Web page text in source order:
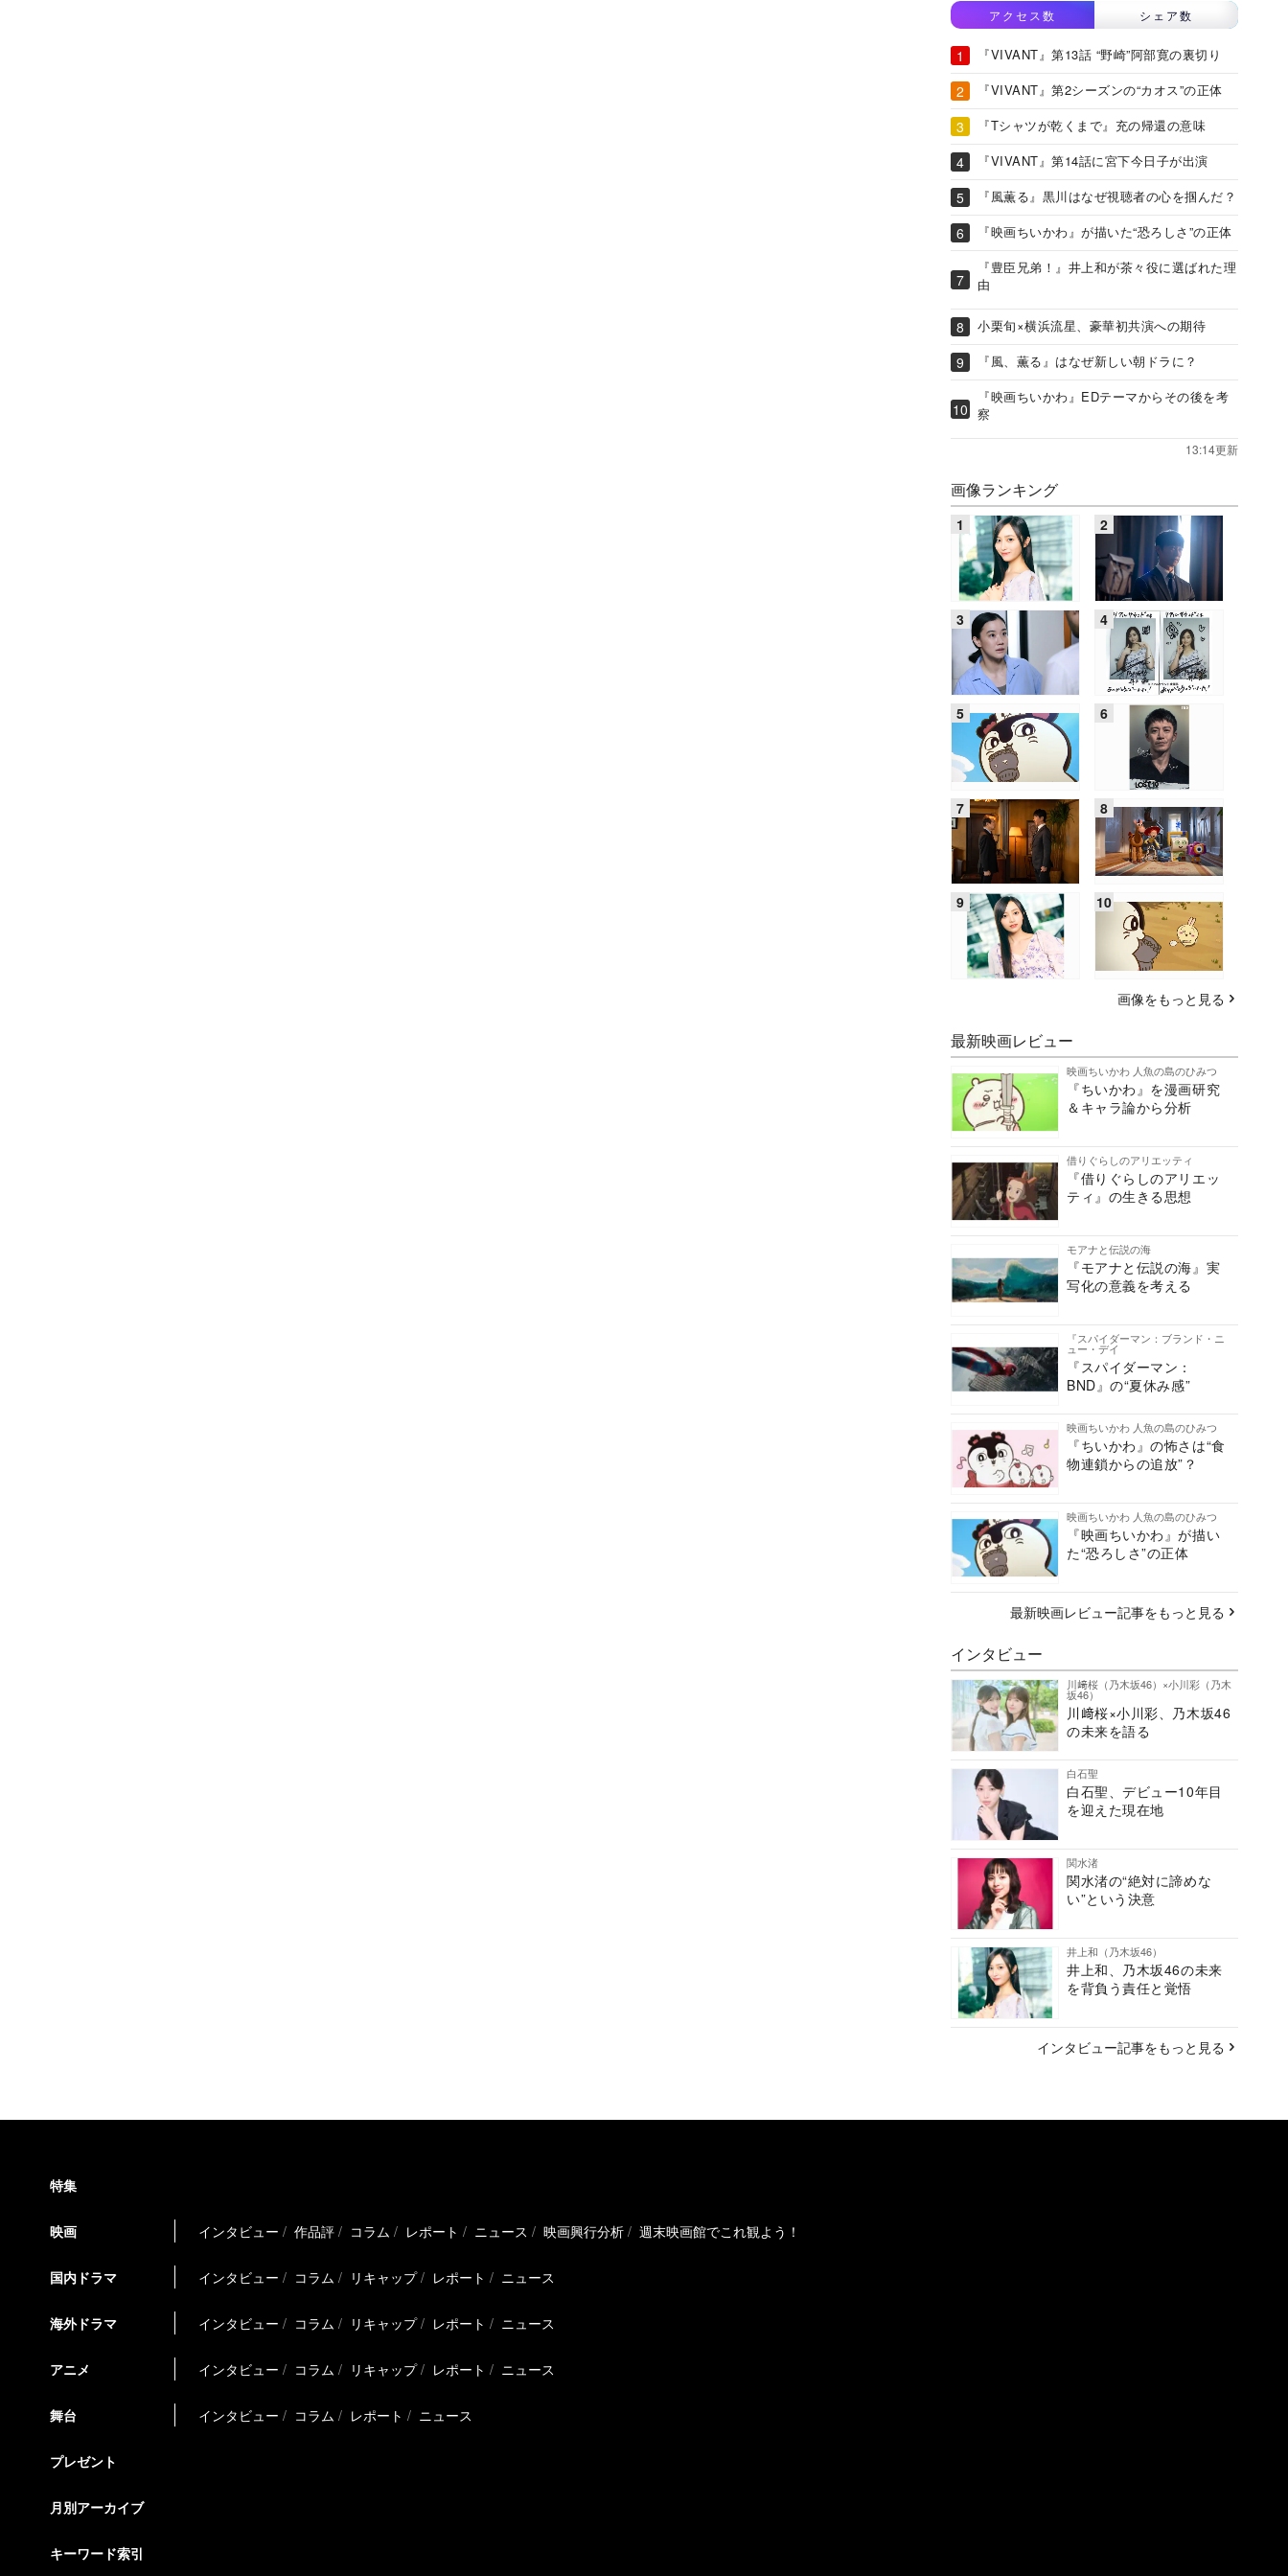
アクセス数 シェア数
『VIVANT』第13話 “野崎”阿部寛の裏切り
『VIVANT』第2シーズンの“カオス”の正体
『Tシャツが乾くまで』充の帰還の意味
『VIVANT』第14話に宮下今日子が出演
『風薫る』黒川はなぜ視聴者の心を掴んだ？
『映画ちいかわ』が描いた“恐ろしさ”の正体
『豊臣兄弟！』井上和が茶々役に選ばれた理
由
小栗旬×横浜流星、豪華初共演への期待
『風、薫る』はなぜ新しい朝ドラに？
『映画ちいかわ』EDテーマからその後を考
察
13:14更新
画像ランキング
画像をもっと見る
最新映画レビュー
映画ちいかわ 人魚の島のひみつ
『ちいかわ』を漫画研究
＆キャラ論から分析
借りぐらしのアリエッティ
『借りぐらしのアリエッ
ティ』の生きる思想
モアナと伝説の海
『モアナと伝説の海』実
写化の意義を考える
『スパイダーマン：ブランド・ニ
ュー・デイ
『スパイダーマン：
BND』の“夏休み感”
映画ちいかわ 人魚の島のひみつ
『ちいかわ』の怖さは“食
物連鎖からの追放”？
映画ちいかわ 人魚の島のひみつ
『映画ちいかわ』が描い
た“恐ろしさ”の正体
最新映画レビュー記事をもっと見る
インタビュー
川﨑桜（乃木坂46）×小川彩（乃木
坂46）
川﨑桜×小川彩、乃木坂46
の未来を語る
白石聖
白石聖、デビュー10年目
を迎えた現在地
関水渚
関水渚の“絶対に諦めな
い”という決意
井上和（乃木坂46）
井上和、乃木坂46の未来
を背負う責任と覚悟
インタビュー記事をもっと見る
特集
映画 インタビュー 作品評 コラム レポート ニュース 映画興行分析 週末映画館でこれ観よう！
国内ドラマ インタビュー コラム リキャップ レポート ニュース
海外ドラマ インタビュー コラム リキャップ レポート ニュース
アニメ インタビュー コラム リキャップ レポート ニュース
舞台 インタビュー コラム レポート ニュース
プレゼント
月別アーカイブ
キーワード索引